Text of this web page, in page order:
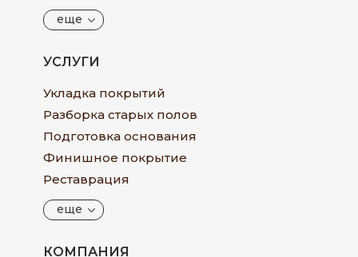
еще
УСЛУГИ
Укладка покрытий
Разборка старых полов
Подготовка основания
Финишное покрытие
Реставрация
еще
КОМПАНИЯ